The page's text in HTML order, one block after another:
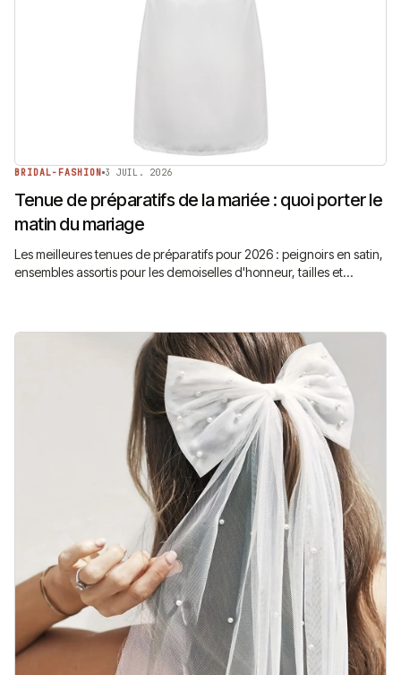
BRIDAL-FASHION 3 JUIL. 2026
Tenue de préparatifs de la mariée : quoi porter le
matin du mariage
Les meilleures tenues de préparatifs pour 2026 : peignoirs en satin,
ensembles assortis pour les demoiselles d'honneur, tailles et